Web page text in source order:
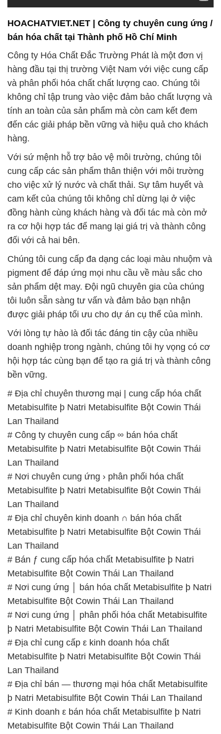
HOACHATVIET.NET | Công ty chuyên cung ứng /
bán hóa chất tại Thành phố Hồ Chí Minh
Công ty Hóa Chất Đắc Trường Phát là một đơn vị
hàng đầu tại thị trường Việt Nam với việc cung cấp
và phân phối hóa chất chất lượng cao. Chúng tôi
không chỉ tập trung vào việc đảm bảo chất lượng và
tính an toàn của sản phẩm mà còn cam kết đem
đến các giải pháp bền vững và hiệu quả cho khách
hàng.
Với sứ mệnh hỗ trợ bảo vệ môi trường, chúng tôi
cung cấp các sản phẩm thân thiện với môi trường
cho việc xử lý nước và chất thải. Sự tâm huyết và
cam kết của chúng tôi không chỉ dừng lại ở việc
đồng hành cùng khách hàng và đối tác mà còn mở
ra cơ hội hợp tác để mang lại giá trị và thành công
đối với cả hai bên.
Chúng tôi cung cấp đa dạng các loại màu nhuộm và
pigment để đáp ứng mọi nhu cầu về màu sắc cho
sản phẩm dệt may. Đội ngũ chuyên gia của chúng
tôi luôn sẵn sàng tư vấn và đảm bảo bạn nhận
được giải pháp tối ưu cho dự án cụ thể của mình.
Với lòng tự hào là đối tác đáng tin cậy của nhiều
doanh nghiệp trong ngành, chúng tôi hy vọng có cơ
hội hợp tác cùng bạn để tạo ra giá trị và thành công
bền vững.
# Địa chỉ chuyên thương mại | cung cấp hóa chất
Metabisulfite þ Natri Metabisulfite Bột Cowin Thái
Lan Thailand
# Công ty chuyên cung cấp ∞ bán hóa chất
Metabisulfite þ Natri Metabisulfite Bột Cowin Thái
Lan Thailand
# Nơi chuyên cung ứng › phân phối hóa chất
Metabisulfite þ Natri Metabisulfite Bột Cowin Thái
Lan Thailand
# Địa chỉ chuyên kinh doanh ∩ bán hóa chất
Metabisulfite þ Natri Metabisulfite Bột Cowin Thái
Lan Thailand
# Bán ƒ cung cấp hóa chất Metabisulfite þ Natri
Metabisulfite Bột Cowin Thái Lan Thailand
# Nơi cung ứng │ bán hóa chất Metabisulfite þ Natri
Metabisulfite Bột Cowin Thái Lan Thailand
# Nơi cung ứng │ phân phối hóa chất Metabisulfite
þ Natri Metabisulfite Bột Cowin Thái Lan Thailand
# Địa chỉ cung cấp ε kinh doanh hóa chất
Metabisulfite þ Natri Metabisulfite Bột Cowin Thái
Lan Thailand
# Địa chỉ bán — thương mại hóa chất Metabisulfite
þ Natri Metabisulfite Bột Cowin Thái Lan Thailand
# Kinh doanh ε bán hóa chất Metabisulfite þ Natri
Metabisulfite Bột Cowin Thái Lan Thailand